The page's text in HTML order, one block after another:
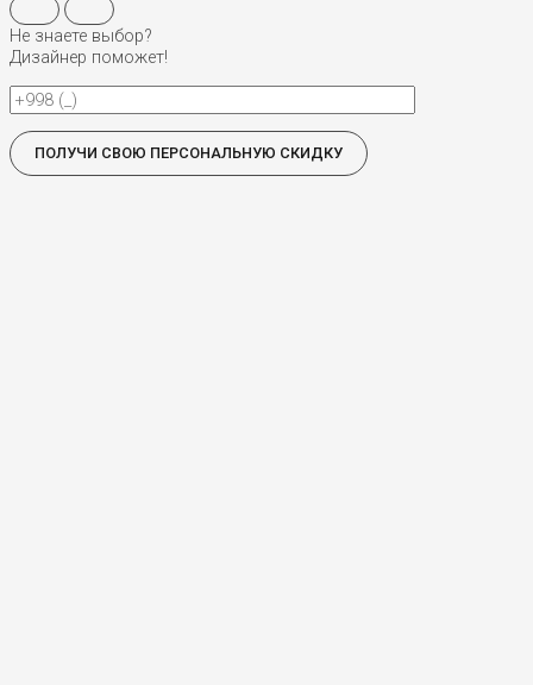
Не знаете выбор?
Дизайнер поможет!